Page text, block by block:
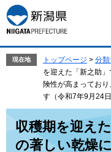
ー
ジ
の
ニ
ュ
ー
て
現在地 トップページ > 分
を迎えた「新之助
険性が高まってお
す（令和7年9月24
収穫期を迎え
の著しい乾燥